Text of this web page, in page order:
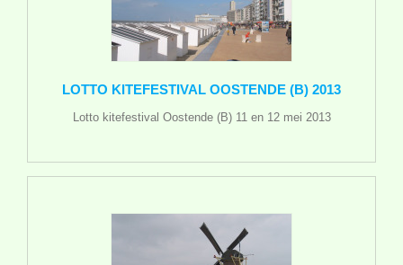
LOTTO KITEFESTIVAL OOSTENDE (B) 2013
Lotto kitefestival Oostende (B) 11 en 12 mei 2013